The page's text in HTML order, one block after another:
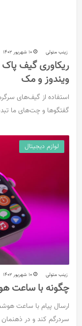
زینب متولی 10 شهریور 1402
ریکاوری گیف
ویندوز و مک
استفاده از گیف‌های
گفتگوها و چت‌های ما
لوازم دیجیتال
زینب متولی 10 شهریور 1402
چگونه با ساعت
ارسال پیام با ساعت
سردرگم کند و در